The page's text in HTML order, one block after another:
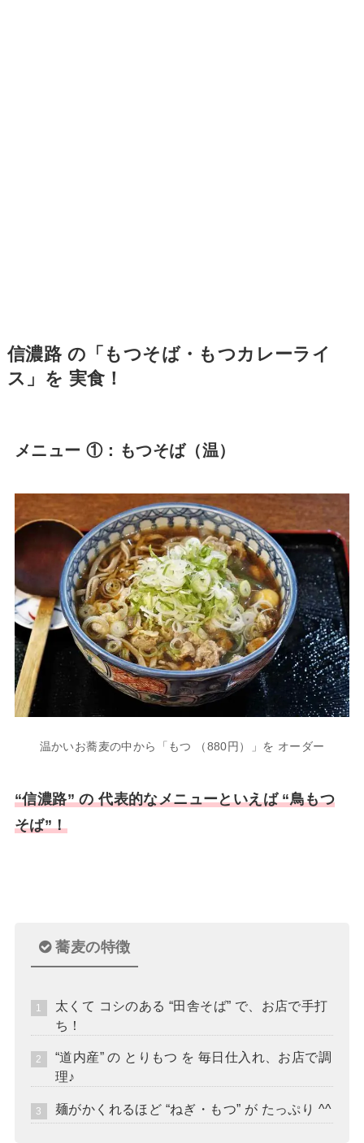
信濃路 の「もつそば・もつカレーライ
ス」を 実食！
メニュー ①：もつそば（温）
温かいお蕎麦の中から「もつ （880円）」を オーダー
“信濃路” の 代表的なメニューといえば “鳥もつ
そば”！
蕎麦の特徴
太くて コシのある “田舎そば” で、お店で手打
ち！
“道内産” の とりもつ を 毎日仕入れ、お店で調
理♪
麺がかくれるほど “ねぎ・もつ” が たっぷり ^^